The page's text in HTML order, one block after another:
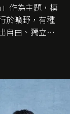
作為主題，模
於曠野，有種
自由、獨立與